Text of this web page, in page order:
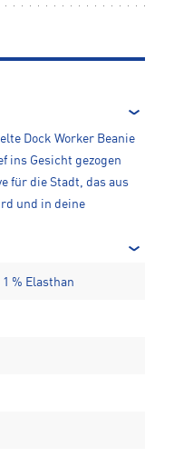
Dock Worker Beanie
ins Gesicht gezogen
für die Stadt, das aus
und in deine
% Elasthan